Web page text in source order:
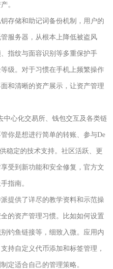
。
存储和助记词备份机制，用户的
服务器，从根本上降低被盗风
指纹与面容识别等多重保护手
级。对于习惯在手机上频繁操作
和清晰的资产展示，让资产管理
中心化交易所、钱包交互及各类链
你是想进行简单的转账、参与De
稳定的技术支持。社区活跃、更
受到新功能和安全修复，官方文
指南。
提供了详尽的教学资料和示范操
的资产管理习惯。比如如何设置
钓鱼链接等，细致入微。应用内
持自定义代币添加和标签管理，
定适合自己的管理策略。